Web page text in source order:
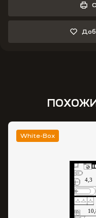
White-Box